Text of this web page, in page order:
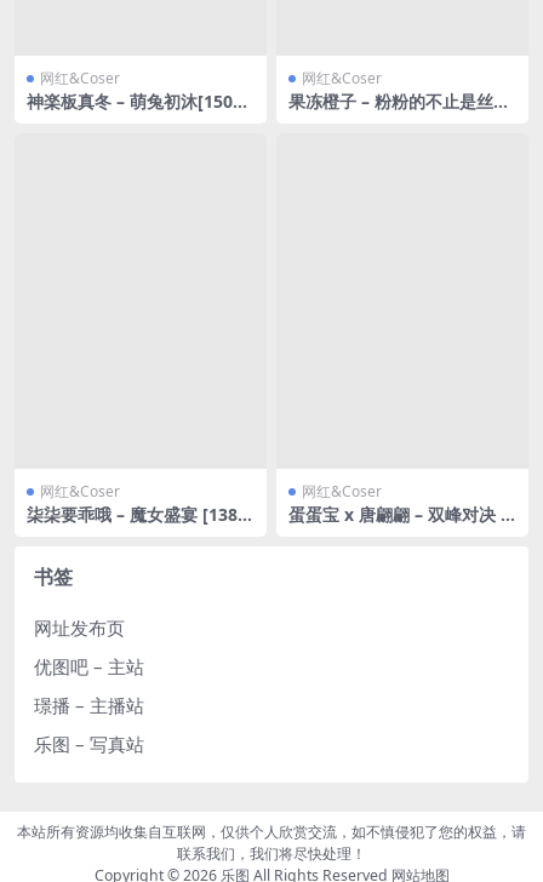
网红&Coser
神楽板真冬 – 萌兔初沐[150P2
网红&Coser
果冻橙子 – 粉粉的不止是丝袜
网红&Coser
柒柒要乖哦 – 魔女盛宴 [138P-
网红&Coser
蛋蛋宝 x 唐翩翩 – 双峰对决 [8
书签
网址发布页
优图吧 – 主站
璟播 – 主播站
乐图 – 写真站
本站所有资源均收集自互联网，仅供个人欣赏交流，如不慎侵犯了您的权益，请
联系我们，我们将尽快处理！
Copyright © 2026 乐图 All Rights Reserved 网站地图